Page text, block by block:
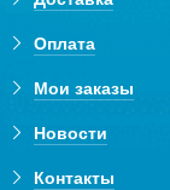
Оплата
Мои заказы
Новости
Контакты